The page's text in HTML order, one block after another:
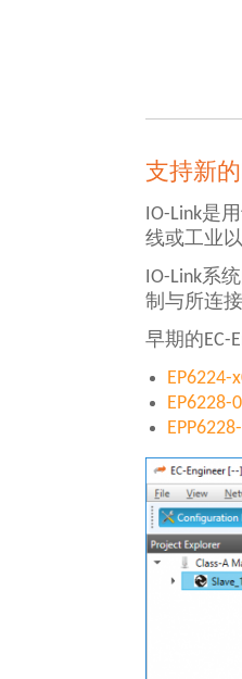
支持新
IO-Link是
线或工业
IO-Link系
制与所连
早期的EC-
EP6224-
EP6228-